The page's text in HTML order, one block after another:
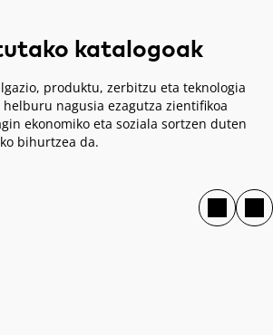
katalogoak
produktu, zerbitzu eta teknologia
helburu nagusia ezagutza zientifikoa
ekonomiko eta soziala sortzen duten
bihurtzea da.